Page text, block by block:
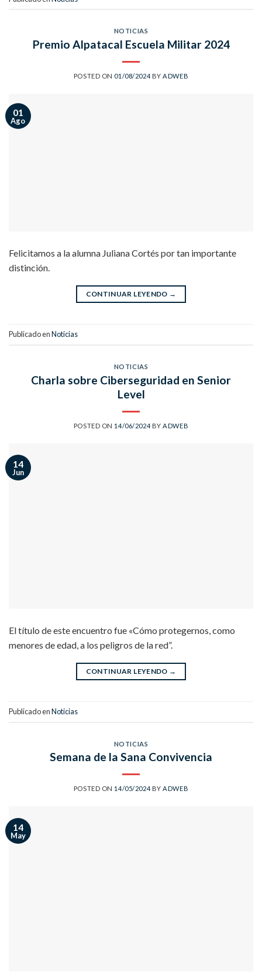
NOTICIAS
Premio Alpatacal Escuela Militar 2024
POSTED ON 01/08/2024 BYADWEB
01
Ago
Felicitamos a la alumna Juliana Cortés por tan importante
distinción.
CONTINUAR LEYENDO →
Publicado enNoticias
NOTICIAS
Charla sobre Ciberseguridad en Senior
Level
POSTED ON 14/06/2024 BYADWEB
14
Jun
El título de este encuentro fue «Cómo protegernos, como
menores de edad, a los peligros de la red”.
CONTINUAR LEYENDO →
Publicado enNoticias
NOTICIAS
Semana de la Sana Convivencia
POSTED ON 14/05/2024 BYADWEB
14
May